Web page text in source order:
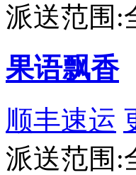
派送范围:
果语飘香
顺丰速运
派送范围: